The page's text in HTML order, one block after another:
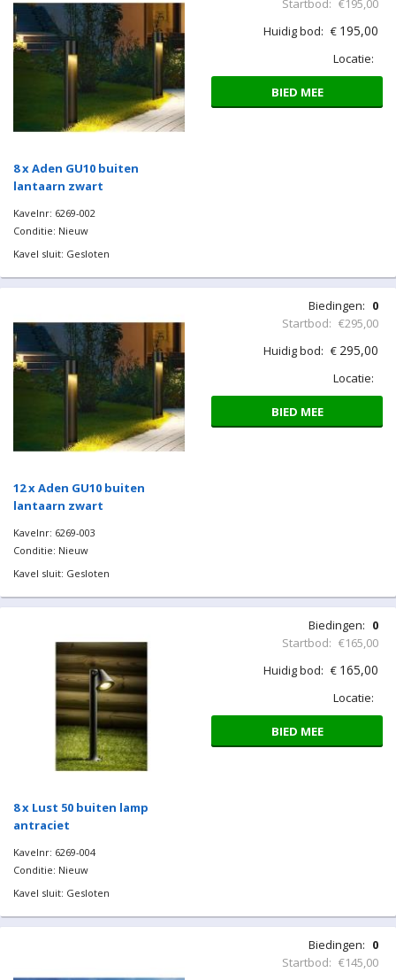
8 x Aden GU10 buiten
lantaarn zwart
Kavelnr: 6269-002
Conditie: Nieuw
Kavel sluit: Gesloten
Startbod: €195,00
Huidig bod: € 195,00
Locatie:
BIED MEE
12 x Aden GU10 buiten
lantaarn zwart
Kavelnr: 6269-003
Conditie: Nieuw
Kavel sluit: Gesloten
Biedingen: 0
Startbod: €295,00
Huidig bod: € 295,00
Locatie:
BIED MEE
8 x Lust 50 buiten lamp
antraciet
Kavelnr: 6269-004
Conditie: Nieuw
Kavel sluit: Gesloten
Biedingen: 0
Startbod: €165,00
Huidig bod: € 165,00
Locatie:
BIED MEE
Biedingen: 0
Startbod: €145,00